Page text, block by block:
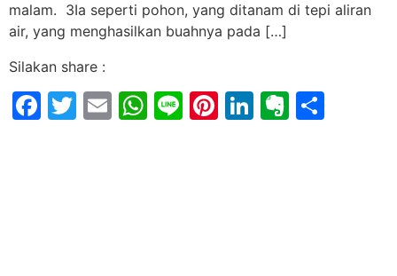
malam. 3Ia seperti pohon, yang ditanam di tepi aliran
air, yang menghasilkan buahnya pada […]
Silakan share :
Facebook
Twitter
EmailWhatsApp
LinePinterest
LinkedIn